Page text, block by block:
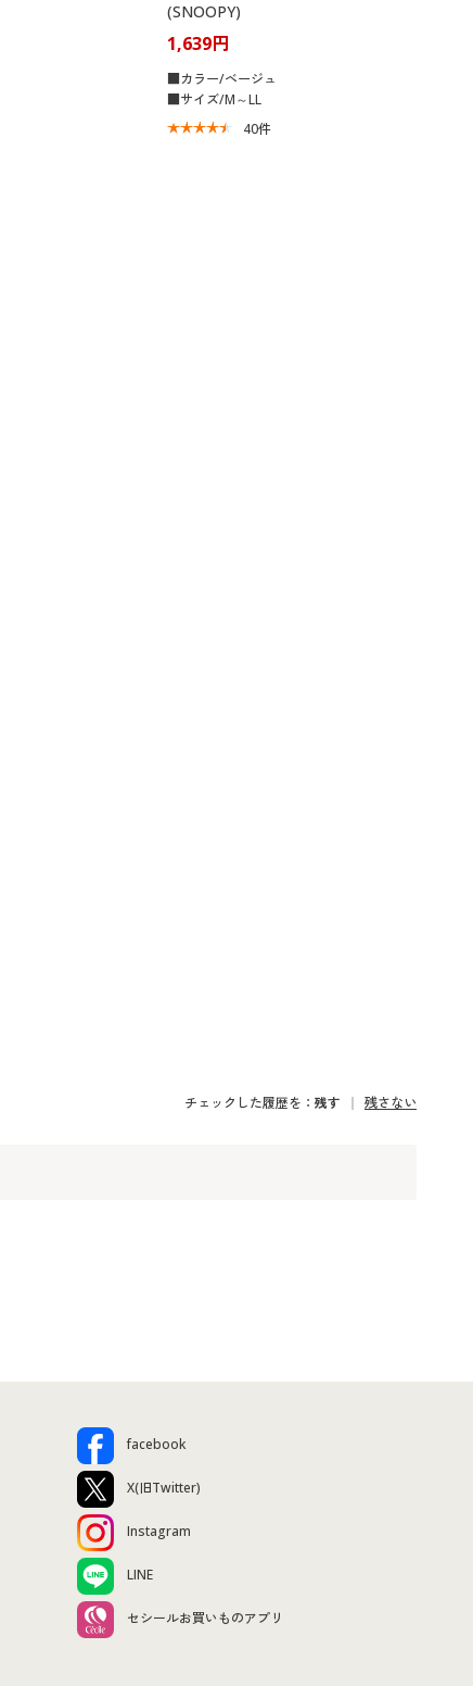
(SNOOPY)
1,639円
■カラー/ベージュ
■サイズ/M～LL
40件
チェックした履歴を： 残す 残さない
facebook
X(旧Twitter)
Instagram
LINE
セシールお買いものアプリ